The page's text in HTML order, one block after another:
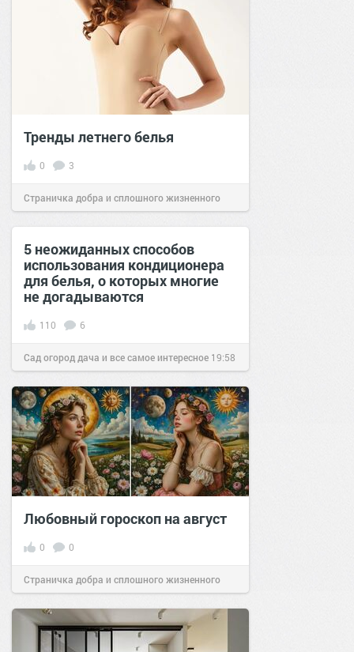
Тренды летнего белья
0 3
Страничка добра и сплошного жизненного
позитива! 15:5429 июн 2024
5 неожиданных способов
использования кондиционера
для белья, о которых многие
не догадываются
110 6
Сад огород дача и все самое интересное 19:58
28 авг 2018
Любовный гороскоп на август
0 0
Страничка добра и сплошного жизненного
позитива!00:29Сегодня